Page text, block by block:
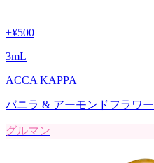
+¥500
3mL
ACCA KAPPA
バニラ & アーモンドフラワー
グルマン